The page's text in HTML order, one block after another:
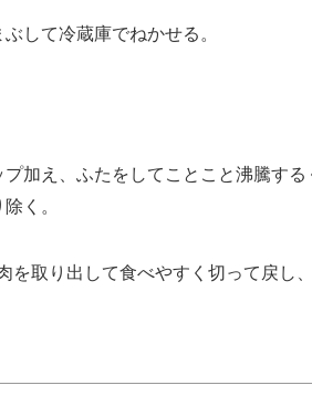
して冷蔵庫でねかせる。
加え、ふたをしてことこと沸騰する
く。
取り出して食べやすく切って戻し